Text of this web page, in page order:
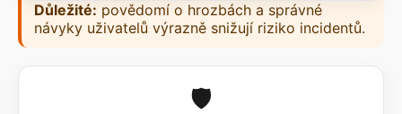
Důležité: povědomí o hrozbách a správné
návyky uživatelů výrazně snižují riziko incidentů.
🛡️